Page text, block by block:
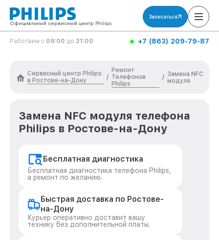
Официальный сервисный центр Philips
Записаться
Работаем с 09:00 до 21:00 +7 (863) 209-79-87
Сервисный центр Philips
в Ростове-на-Дону
/
Ремонт
Телефонов
Philips
/ Замена NFC
модуля
Замена NFC модуля телефона
Philips в Ростове-на-Дону
Бесплатная диагностика
Бесплатная диагностика телефона Philips,
а ремонт по желанию.
Быстрая доставка по Ростове-
на-Дону
Курьер оперативно доставит вашу
технику без дополнительной платы.